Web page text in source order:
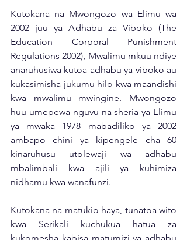
Kutokana na Mwongozo wa Elimu wa
2002 juu ya Adhabu za Viboko (The
Education Corporal Punishment
Regulations 2002), Mwalimu mkuu ndiye
anaruhusiwa kutoa adhabu ya viboko au
kukasimisha jukumu hilo kwa maandishi
kwa mwalimu mwingine. Mwongozo
huu umepewa nguvu na sheria ya Elimu
ya mwaka 1978 mabadiliko ya 2002
ambapo chini ya kipengele cha 60
kinaruhusu utolewaji wa adhabu
mbalimbali kwa ajili ya kuhimiza
nidhamu kwa wanafunzi.
Kutokana na matukio haya, tunatoa wito
kwa Serikali kuchukua hatua za